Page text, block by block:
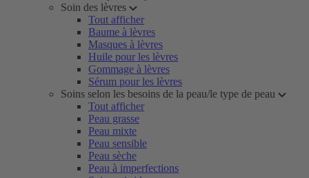
Soin des lèvres
Tout afficher
Baume à lèvres
Masques à lèvres
Huile pour les lèvres
Gommage à lèvres
Sérum pour les lèvres
Soins selon les besoins de la peau/le type de peau
Tout afficher
Peau grasse
Peau mixte
Peau sensible
Peau sèche
Peau à imperfections